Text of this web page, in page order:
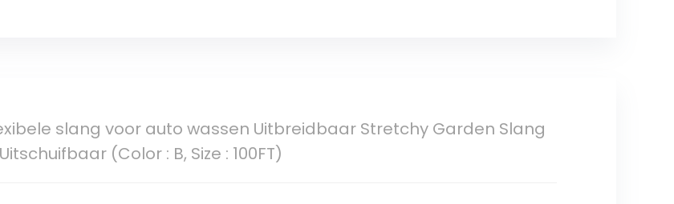
slang voor auto wassen Uitbreidbaar Stretchy Garden Slang
(Color : B, Size : 100FT)